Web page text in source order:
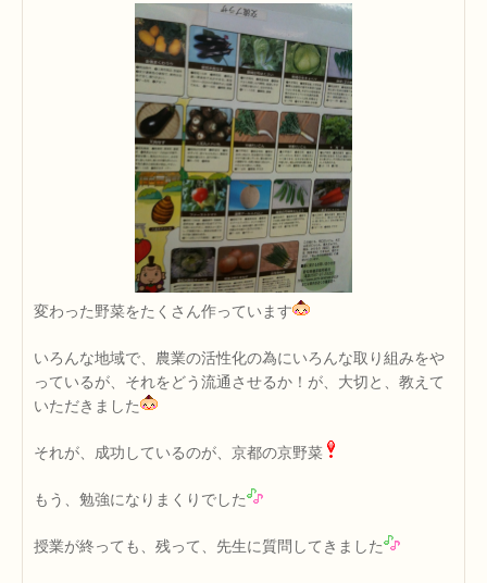
変わった野菜をたくさん作っています
いろんな地域で、農業の活性化の為にいろんな取り組みをや
っているが、それをどう流通させるか！が、大切と、教えて
いただきました
それが、成功しているのが、京都の京野菜
もう、勉強になりまくりでした
授業が終っても、残って、先生に質問してきました